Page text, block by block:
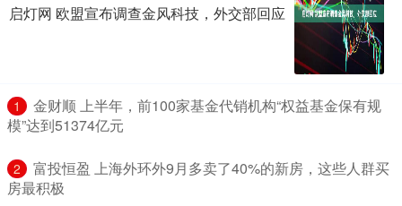
启灯网 欧盟宣布调查金风科技，外交部回应
1
​金财顺 上半年，前100家基金代销机构“权益基金保有规
模”达到51374亿元
2
​富投恒盈 上海外环外9月多卖了40%的新房，这些人群买
房最积极